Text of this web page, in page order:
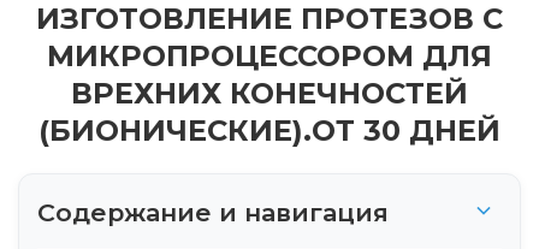
ИЗГОТОВЛЕНИЕ ПРОТЕЗОВ С
МИКРОПРОЦЕССОРОМ ДЛЯ
ВРЕХНИХ КОНЕЧНОСТЕЙ
(БИОНИЧЕСКИЕ).ОТ 30 ДНЕЙ
Содержание и навигация